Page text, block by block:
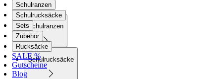
Schulranzen
Schulrucksäcke
Schulranzen
Schulrucksäcke
Sets
Zubehör
Rucksäcke
SALE %
Gutscheine
Blog